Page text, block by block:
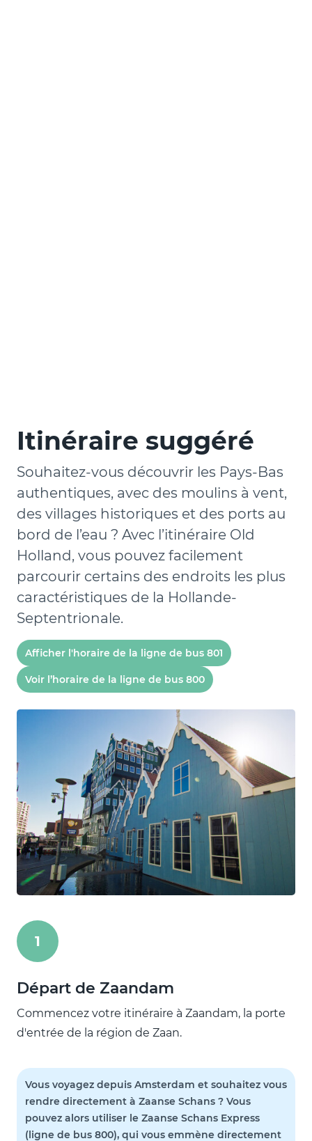
Itinéraire suggéré
Souhaitez-vous découvrir les Pays-Bas
authentiques, avec des moulins à vent,
des villages historiques et des ports au
bord de l’eau ? Avec l’itinéraire Old
Holland, vous pouvez facilement
parcourir certains des endroits les plus
caractéristiques de la Hollande-
Septentrionale.
Afficher l'horaire de la ligne de bus 801
Voir l’horaire de la ligne de bus 800
1
Départ de Zaandam
Commencez votre itinéraire à Zaandam, la porte
d'entrée de la région de Zaan.
Vous voyagez depuis Amsterdam et souhaitez vous
rendre directement à Zaanse Schans ? Vous
pouvez alors utiliser le Zaanse Schans Express
(ligne de bus 800), qui vous emmène directement